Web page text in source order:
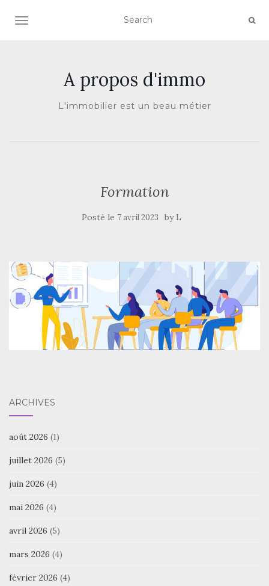
AFFICHER/MASQUER LA NAVIGATION
A propos d'immo
L'immobilier est un beau métier
Formation
Posté le 7 avril 2023 by L
ARCHIVES
août 2026 (1)
juillet 2026 (5)
juin 2026 (4)
mai 2026 (4)
avril 2026 (5)
mars 2026 (4)
février 2026 (4)